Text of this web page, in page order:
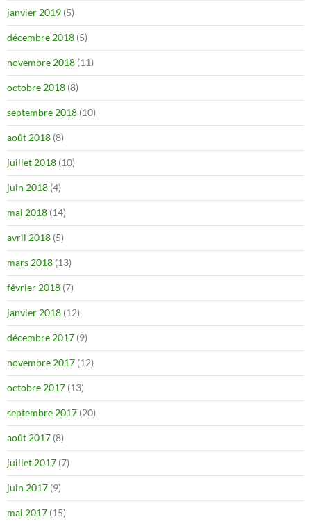
janvier 2019 (5)
décembre 2018 (5)
novembre 2018 (11)
octobre 2018 (8)
septembre 2018 (10)
août 2018 (8)
juillet 2018 (10)
juin 2018 (4)
mai 2018 (14)
avril 2018 (5)
mars 2018 (13)
février 2018 (7)
janvier 2018 (12)
décembre 2017 (9)
novembre 2017 (12)
octobre 2017 (13)
septembre 2017 (20)
août 2017 (8)
juillet 2017 (7)
juin 2017 (9)
mai 2017 (15)